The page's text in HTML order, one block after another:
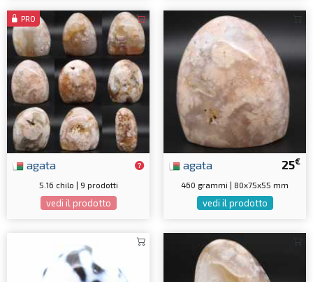
PRO
agata
5.16 chilo | 9 prodotti
vedi il prodotto
25€
agata
460 grammi | 80x75x55 mm
vedi il prodotto